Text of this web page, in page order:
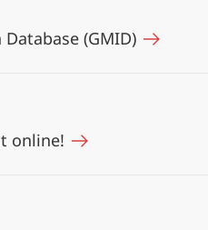
(GMID)
online!